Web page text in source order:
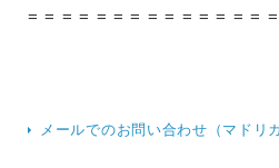
= = = = = = = = = = = = = = =
メールでのお問い合わせ（マドリ